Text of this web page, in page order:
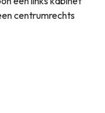
centrumrechts